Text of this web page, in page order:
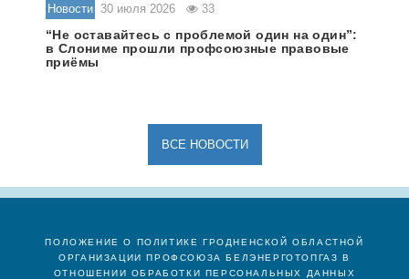
Новости 30 июля 2026 33
“Не оставайтесь с проблемой один на один”:
в Слониме прошли профсоюзные правовые
приёмы
ВСЕ НОВОСТИ
ПОЛОЖЕНИЕ О ПОЛИТИКЕ ГРОДНЕНСКОЙ ОБЛАСТНОЙ
ОРГАНИЗАЦИИ ПРОФСОЮЗА БЕЛЭНЕРГОТОПГАЗ В
ОТНОШЕНИИ ОБРАБОТКИ ПЕРСОНАЛЬНЫХ ДАННЫХ